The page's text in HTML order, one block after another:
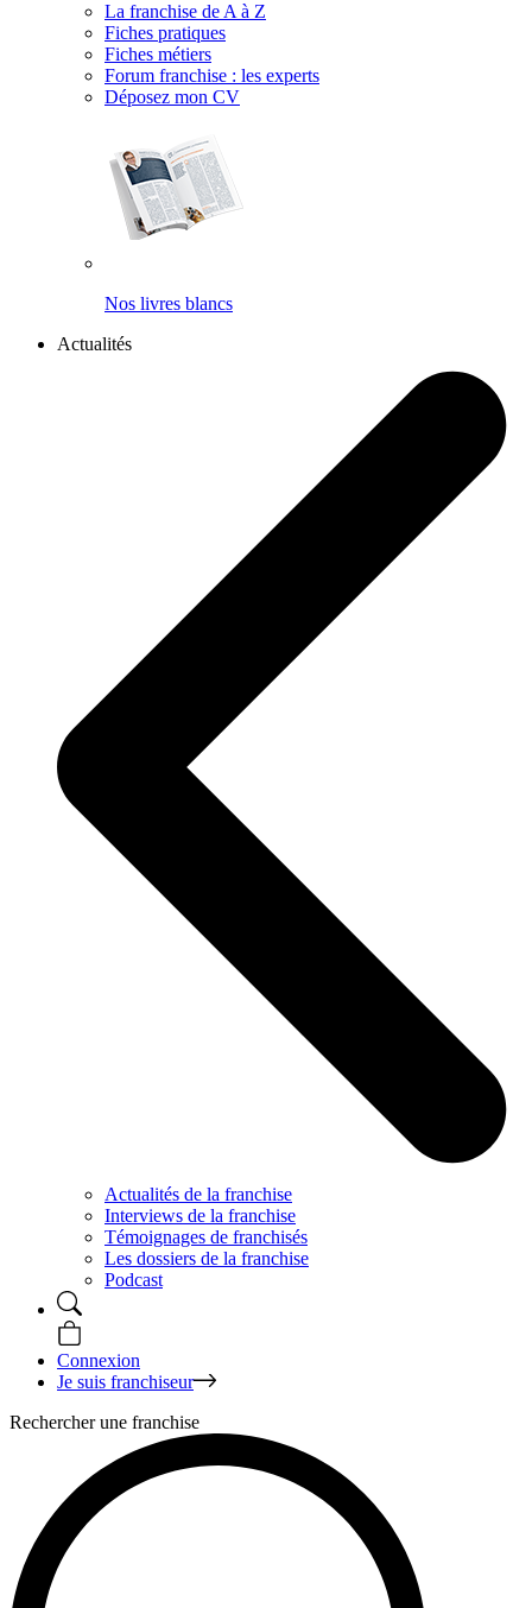
La franchise de A à Z
Fiches pratiques
Fiches métiers
Forum franchise : les experts
Déposez mon CV
Nos livres blancs
Actualités
Actualités de la franchise
Interviews de la franchise
Témoignages de franchisés
Les dossiers de la franchise
Podcast
Connexion
Je suis franchiseur
Rechercher une franchise